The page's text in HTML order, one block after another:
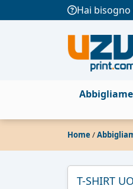
Hai
Home /
T-SHIRT